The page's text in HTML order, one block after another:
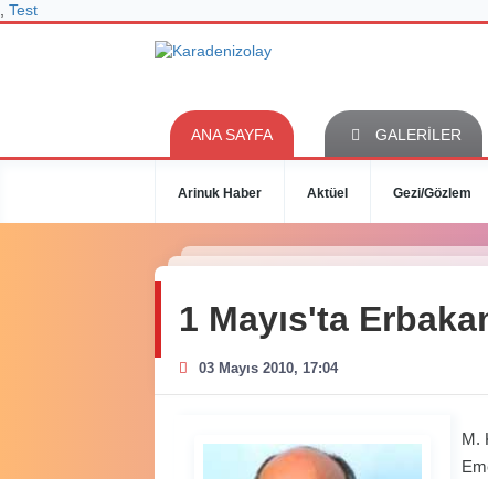
Test
ANA SAYFA GALERİLER
Arinuk Haber Aktüel Gezi/Gözlem
1 Mayıs'ta
03 Mayıs 2010, 17:04
M.